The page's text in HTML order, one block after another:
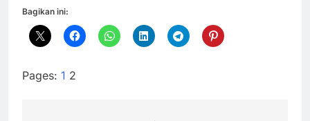
Bagikan ini:
Pages: 1 2